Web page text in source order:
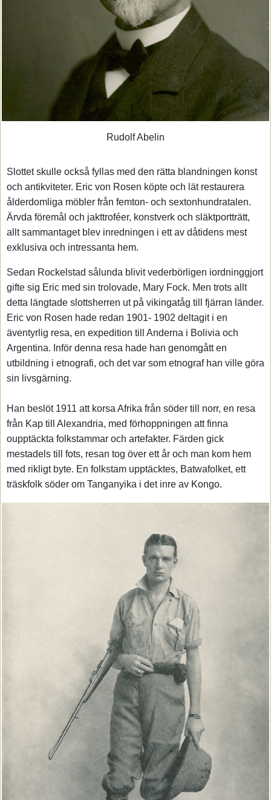
Rudolf Abelin
Slottet skulle också fyllas med den rätta blandningen konst
och antikviteter. Eric von Rosen köpte och lät restaurera
ålderdomliga möbler från femton- och sextonhundratalen.
Ärvda föremål och jakttroféer, konstverk och släktportträtt,
allt sammantaget blev inredningen i ett av dåtidens mest
exklusiva och intressanta hem.
Sedan Rockelstad sålunda blivit vederbörligen iordninggjort
gifte sig Eric med sin trolovade, Mary Fock. Men trots allt
detta längtade slottsherren ut på vikingatåg till fjärran länder.
Eric von Rosen hade redan 1901- 1902 deltagit i en
äventyrlig resa, en expedition till Anderna i Bolivia och
Argentina. Inför denna resa hade han genomgått en
utbildning i etnografi, och det var som etnograf han ville göra
sin livsgärning.
Han beslöt 1911 att korsa Afrika från söder till norr, en resa
från Kap till Alexandria, med förhoppningen att finna
oupptäckta folkstammar och artefakter. Färden gick
mestadels till fots, resan tog över ett år och man kom hem
med rikligt byte. En folkstam upptäcktes, Batwafolket, ett
träskfolk söder om Tanganyika i det inre av Kongo.